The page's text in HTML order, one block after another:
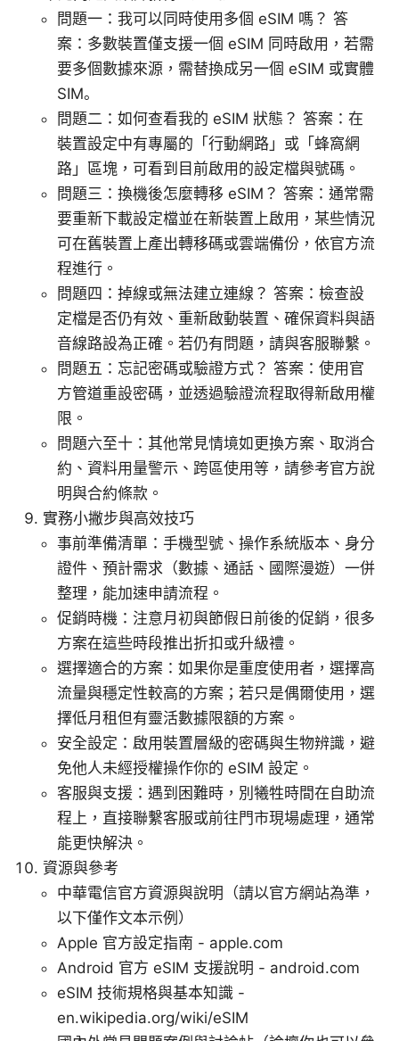
問題一：我可以同時使用多個 eSIM 嗎？ 答
案：多數裝置僅支援一個 eSIM 同時啟用，若需
要多個數據來源，需替換成另一個 eSIM 或實體
SIM。
問題二：如何查看我的 eSIM 狀態？ 答案：在
裝置設定中有專屬的「行動網路」或「蜂窩網
路」區塊，可看到目前啟用的設定檔與號碼。
問題三：換機後怎麼轉移 eSIM？ 答案：通常需
要重新下載設定檔並在新裝置上啟用，某些情況
可在舊裝置上產出轉移碼或雲端備份，依官方流
程進行。
問題四：掉線或無法建立連線？ 答案：檢查設
定檔是否仍有效、重新啟動裝置、確保資料與語
音線路設為正確。若仍有問題，請與客服聯繫。
問題五：忘記密碼或驗證方式？ 答案：使用官
方管道重設密碼，並透過驗證流程取得新啟用權
限。
問題六至十：其他常見情境如更換方案、取消合
約、資料用量警示、跨區使用等，請參考官方說
明與合約條款。
實務小撇步與高效技巧
事前準備清單：手機型號、操作系統版本、身分
證件、預計需求（數據、通話、國際漫遊）一併
整理，能加速申請流程。
促銷時機：注意月初與節假日前後的促銷，很多
方案在這些時段推出折扣或升級禮。
選擇適合的方案：如果你是重度使用者，選擇高
流量與穩定性較高的方案；若只是偶爾使用，選
擇低月租但有靈活數據限額的方案。
安全設定：啟用裝置層級的密碼與生物辨識，避
免他人未經授權操作你的 eSIM 設定。
客服與支援：遇到困難時，別犧牲時間在自助流
程上，直接聯繫客服或前往門市現場處理，通常
能更快解決。
資源與參考
中華電信官方資源與說明（請以官方網站為準，
以下僅作文本示例）
Apple 官方設定指南 - apple.com
Android 官方 eSIM 支援說明 - android.com
eSIM 技術規格與基本知識 -
en.wikipedia.org/wiki/eSIM